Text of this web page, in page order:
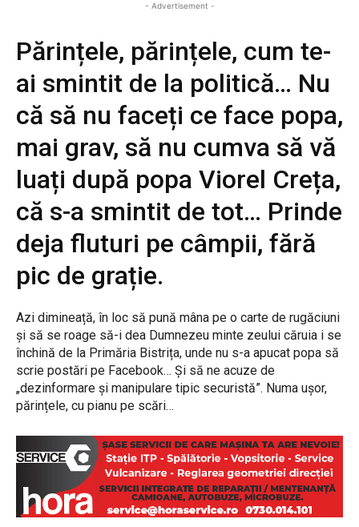
- Advertisement -
Părințele, părințele, cum te-
ai smintit de la politică… Nu
că să nu faceți ce face popa,
mai grav, să nu cumva să vă
luați după popa Viorel Creța,
că s-a smintit de tot… Prinde
deja fluturi pe câmpii, fără
pic de grație.
Azi dimineață, în loc să pună mâna pe o carte de rugăciuni
și să se roage să-i dea Dumnezeu minte zeului căruia i se
închină de la Primăria Bistrița, unde nu s-a apucat popa să
scrie postări pe Facebook… Și să ne acuze de
„dezinformare și manipulare tipic securistă”. Numa ușor,
părințele, cu pianu pe scări…